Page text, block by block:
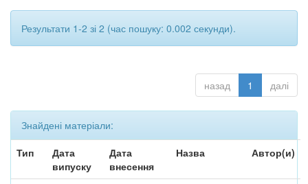
Результати 1-2 зі 2 (час пошуку: 0.002 секунди).
назад 1 далі
Знайдені матеріали:
Тип
Дата
випуску
Дата
внесення
Назва Автор(и)